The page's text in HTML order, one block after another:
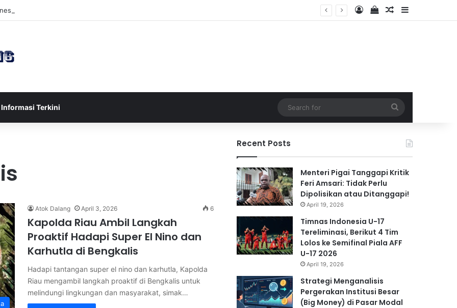
U-17 Tereliminasi, Berikut 4 Tim Lolos ke Semifinal Piala AFF U-17 2026 Log InView your
Random Article
Sidebar
Informasi Terkini
for
Atok Dalang April 3, 2026 6
Kapolda Riau Ambil Langkah
Proaktif Hadapi Super El Nino dan
Karhutla di Bengkalis
Hadapi tantangan super el nino dan karhutla, Kapolda
Riau mengambil langkah proaktif di Bengkalis untuk
melindungi lingkungan dan masyarakat, simak…
Recent Posts
Menteri Pigai Tanggapi Kritik
Feri Amsari: Tidak Perlu
Dipolisikan atau Ditanggapi!
April 19, 2026
Timnas Indonesia U-17
Tereliminasi, Berikut 4 Tim
Lolos ke Semifinal Piala AFF
U-17 2026
April 19, 2026
Strategi Menganalisis
Pergerakan Institusi Besar
(Big Money) di Pasar Modal